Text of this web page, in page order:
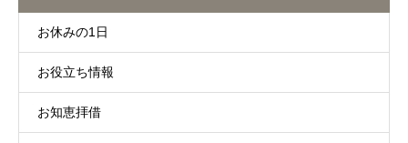
お休みの1日
お役立ち情報
お知恵拝借